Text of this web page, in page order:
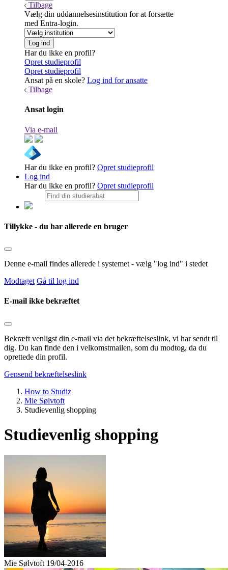
Tilbage
Vælg din uddannelsesinstitution for at forsætte
med Entra-login.
Har du ikke en profil?
Opret studieprofil
Opret studieprofil
Ansat på en skole? Log ind for ansatte
Tilbage
Ansat login
Via e-mail
Har du ikke en profil? Opret studieprofil
Log ind
Har du ikke en profil? Opret studieprofil
Tillykke - du har allerede en bruger
Denne e-mail findes allerede i systemet - vælg "log ind" i stedet
Modtaget Gå til log ind
E-mail ikke bekræftet
Bekræft venligst din e-mail via det bekræftelseslink, vi har sendt til
dig. Du kan finde den i velkomstmailen, som du modtog, da du
oprettede din profil.
Gensend bekræftelseslink
How to Studiz
Mie Sølvtoft
Studievenlig shopping
Studievenlig shopping
Mie Sølvtoft 19/04-2016